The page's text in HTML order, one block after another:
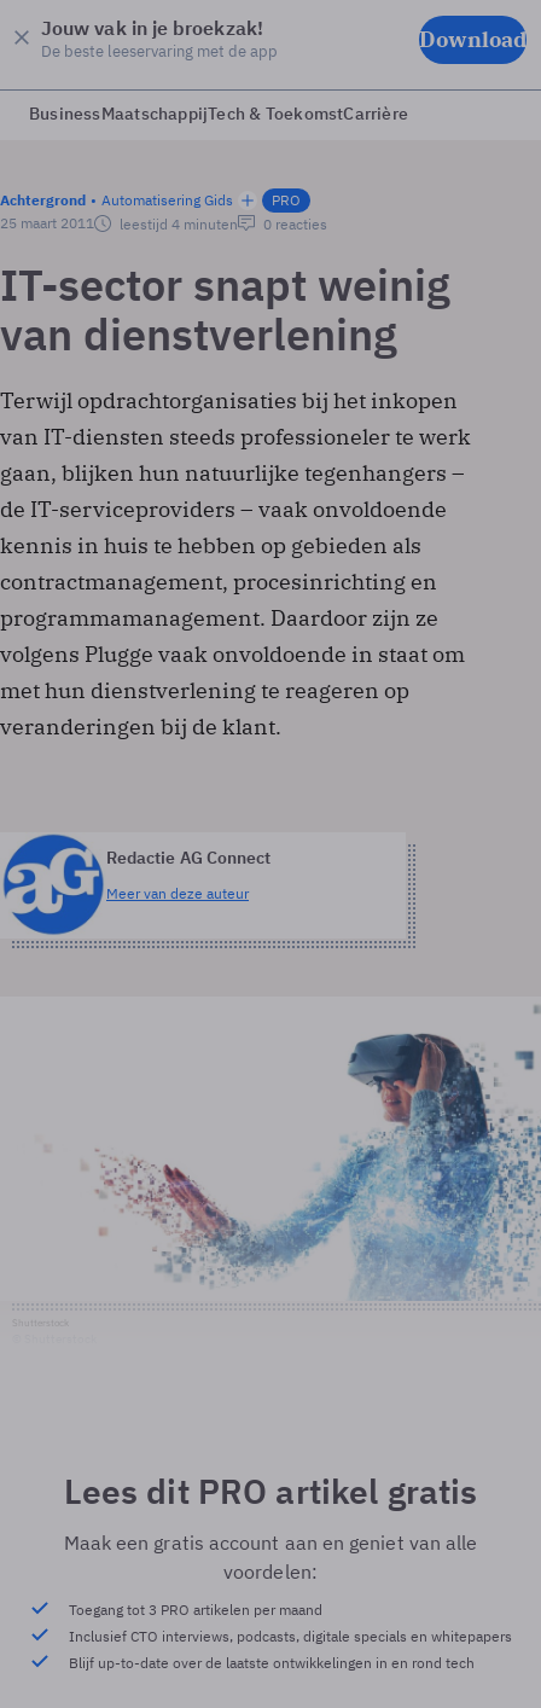
Jouw vak in je broekzak!
De beste leeservaring met de app Download
BusinessMaatschappijTech & ToekomstCarrière
Achtergrond Automatisering Gids
PRO
25 maart 2011
leestijd 4 minuten 0 reacties
IT-sector snapt weinig
van dienstverlening
Terwijl opdrachtorganisaties bij het inkopen
van IT-diensten steeds professioneler te werk
gaan, blijken hun natuurlijke tegenhangers –
de IT-serviceproviders – vaak onvoldoende
kennis in huis te hebben op gebieden als
contractmanagement, procesinrichting en
programmamanagement. Daardoor zijn ze
volgens Plugge vaak onvoldoende in staat om
met hun dienstverlening te reageren op
veranderingen bij de klant.
Redactie AG Connect
Meer van deze auteur
Lees dit PRO artikel gratis
Maak een gratis account aan en geniet van alle
voordelen:
Toegang tot 3 PRO artikelen per maand
Inclusief CTO interviews, podcasts, digitale specials en whitepapers
Blijf up-to-date over de laatste ontwikkelingen in en rond tech